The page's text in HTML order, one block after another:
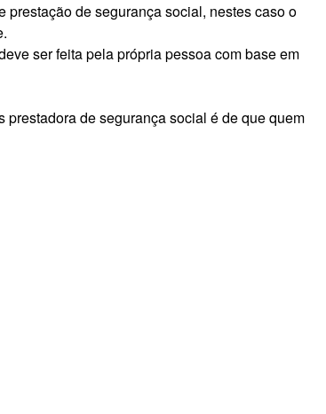
de segurança social, nestes caso o
ser feita pela própria pessoa com base em
de segurança social é de que quem